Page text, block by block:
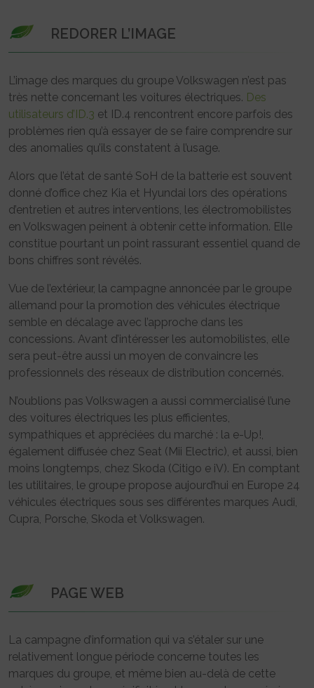
REDORER L’IMAGE
L’image des marques du groupe Volkswagen n’est pas
très nette concernant les voitures électriques. Des
utilisateurs d’ID.3 et ID.4 rencontrent encore parfois des
problèmes rien qu’à essayer de se faire comprendre sur
des anomalies qu’ils constatent à l’usage.
Alors que l’état de santé SoH de la batterie est souvent
donné d’office chez Kia et Hyundai lors des opérations
d’entretien et autres interventions, les électromobilistes
en Volkswagen peinent à obtenir cette information. Elle
constitue pourtant un point rassurant essentiel quand de
bons chiffres sont révélés.
Vue de l’extérieur, la campagne annoncée par le groupe
allemand pour la promotion des véhicules électrique
semble en décalage avec l’approche dans les
concessions. Avant d’intéresser les automobilistes, elle
sera peut-être aussi un moyen de convaincre les
professionnels des réseaux de distribution concernés.
N’oublions pas Volkswagen a aussi commercialisé l’une
des voitures électriques les plus efficientes,
sympathiques et appréciées du marché : la e-Up!,
également diffusée chez Seat (Mii Electric), et aussi, bien
moins longtemps, chez Skoda (Citigo e iV). En comptant
les utilitaires, le groupe propose aujourd’hui en Europe 24
véhicules électriques sous ses différentes marques Audi,
Cupra, Porsche, Skoda et Volkswagen.
PAGE WEB
La campagne d’information qui va s’étaler sur une
relativement longue période concerne toutes les
marques du groupe, et même bien au-delà de cette